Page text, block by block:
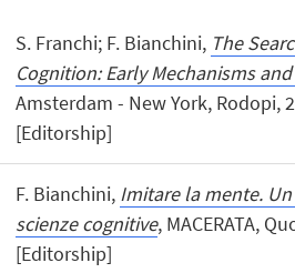
S. Franchi; F. Bianchini, The
Cognition: Early Mechanisms
Amsterdam - New York, Rodopi,
[Editorship]
F. Bianchini, Imitare la mente.
scienze cognitive, MACERATA,
[Editorship]